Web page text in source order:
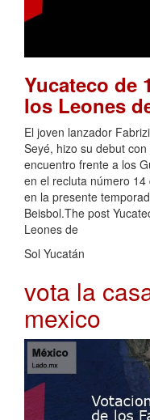
Yucateco de
los Leones
El joven lanzador
Seyé, hizo su debut
encuentro frente a los
en el recluta número
en la presente
Beisbol.The post
Leones de
Sol Yucatán
vota la
mexico